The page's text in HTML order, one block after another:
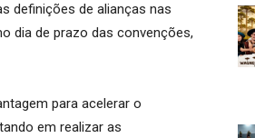
definições de alianças nas
dia de prazo das convenções,
para acelerar o
em realizar as